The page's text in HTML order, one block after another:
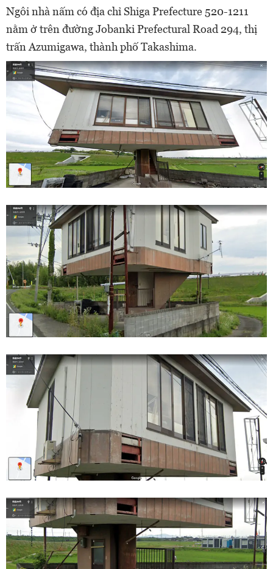
Ngôi nhà nấm có địa chỉ Shiga Prefecture 520-1211
nằm ở trên đường Jobanki Prefectural Road 294, thị
trấn Azumigawa, thành phố Takashima.